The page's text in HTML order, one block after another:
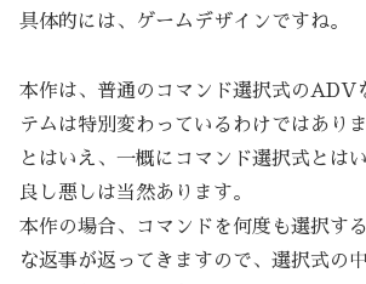
具体的には、ゲームデザインですね。
本作は、普通のコマンド選択式のADV
テムは特別変わっているわけではありま
とはいえ、一概にコマンド選択式とは
良し悪しは当然あります。
本作の場合、コマンドを何度も選択す
な返事が返ってきますので、選択式の